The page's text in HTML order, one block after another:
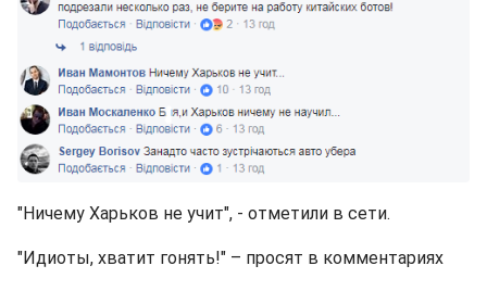
"Ничему Харьков не учит", - отметили в сети.
"Идиоты, хватит гонять!" – просят в комментариях